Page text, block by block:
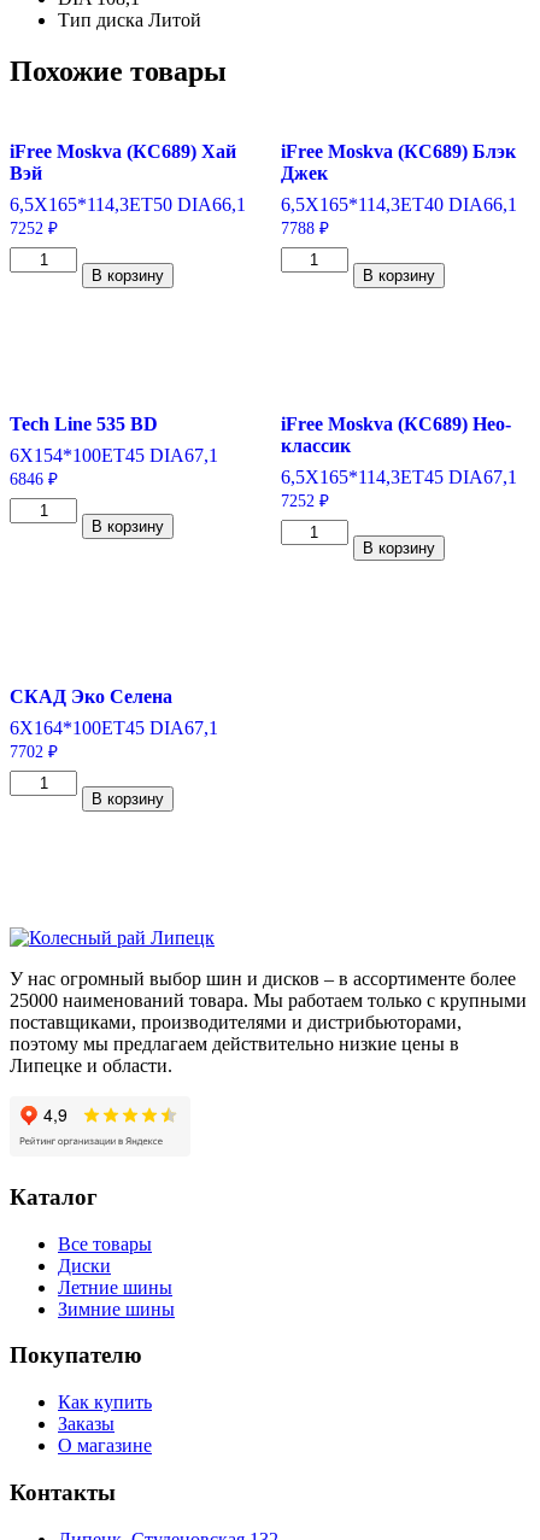
Тип диска Литой
Похожие товары
iFree Moskva (КС689) Хай
Вэй
6,5X165*114,3ET50 DIA66,1
7252 ₽
Количество
товара
ET50
DIA66,1
В корзину
iFree Moskva (КС689) Блэк
Джек
6,5X165*114,3ET40DIA66,1
7788 ₽
Количество
товара
ET40
DIA66,1
В корзину
Tech Line 535 BD
6X154*100ET45 DIA67,1
6846 ₽
Количество
товара
В корзину
iFree Moskva (КС689) Нео-
классик
6,5X165*114,3ET45DIA67,1
7252 ₽
Количество
товара
В корзину
СКАД Эко Селена
6X164*100ET45 DIA67,1
7702 ₽
Количество
товара
DIA67,1
В корзину
У нас огромный выбор шин и дисков – в ассортименте более
25000 наименований товара. Мы работаем только с крупными
поставщиками, производителями и дистрибьюторами,
поэтому мы предлагаем действительно низкие цены в
Липецке и области.
Каталог
Все товары
Диски
Летние шины
Зимние шины
Покупателю
Как купить
Заказы
О магазине
Контакты